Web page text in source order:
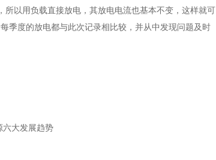
以用负载直接放电，其放电电流也基本不变，这样就可
季度的放电都与此次记录相比较，并从中发现问题及时
六大发展趋势